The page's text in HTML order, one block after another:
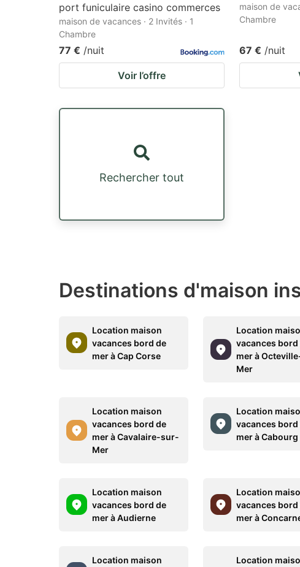
port funiculaire casino commerces
maison de vacances · 2 Invités · 1
Chambre
77 € /nuit
Voir l’offre
maison de
Chambre
67 € /nuit
Rechercher tout
Destinations d'maison
Location maison
vacances bord de
mer à Cap Corse
Location
vacances bord
mer à
Mer
Location maison
vacances bord de
mer à Cavalaire-sur-
Mer
Location
vacances bord
mer à Cabourg
Location maison
vacances bord de
mer à Audierne
Location
vacances bord
mer à
Location maison Location